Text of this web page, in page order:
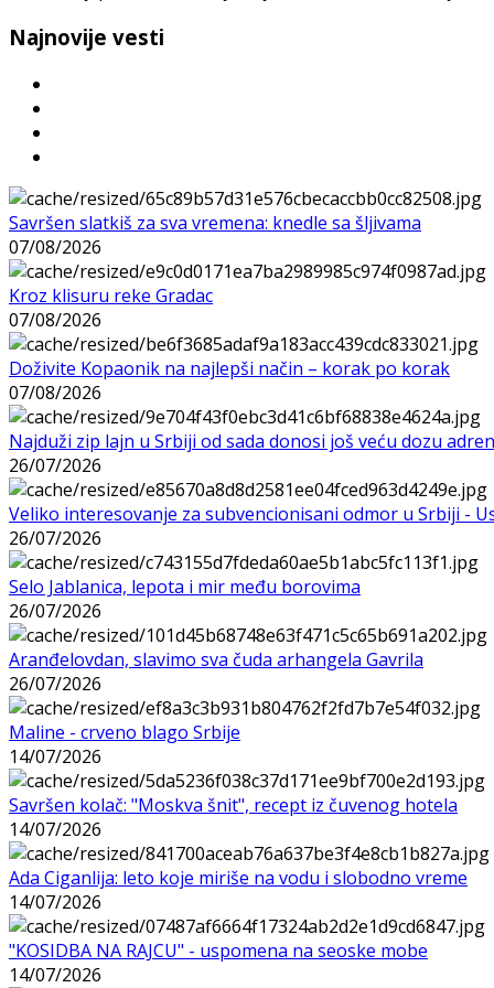
Najnovije vesti
Savršen slatkiš za sva vremena: knedle sa šljivama
07/08/2026
Kroz klisuru reke Gradac
07/08/2026
Doživite Kopaonik na najlepši način – korak po korak
07/08/2026
Najduži zip lajn u Srbiji od sada donosi još veću dozu
26/07/2026
Veliko interesovanje za subvencionisani odmor u Srbiji -
26/07/2026
Selo Jablanica, lepota i mir među borovima
26/07/2026
Aranđelovdan, slavimo sva čuda arhangela Gavrila
26/07/2026
Maline - crveno blago Srbije
14/07/2026
Savršen kolač: "Moskva šnit", recept iz čuvenog hotela
14/07/2026
Ada Ciganlija: leto koje miriše na vodu i slobodno vreme
14/07/2026
"KOSIDBA NA RAJCU" - uspomena na seoske mobe
14/07/2026